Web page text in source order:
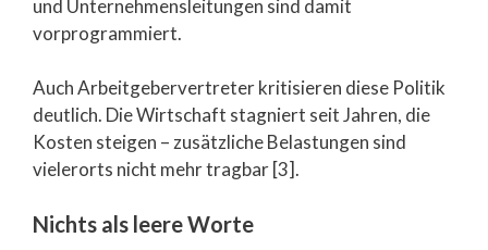
und Unternehmensleitungen sind damit
vorprogrammiert.
Auch Arbeitgebervertreter kritisieren diese Politik
deutlich. Die Wirtschaft stagniert seit Jahren, die
Kosten steigen – zusätzliche Belastungen sind
vielerorts nicht mehr tragbar [3].
Nichts als leere Worte